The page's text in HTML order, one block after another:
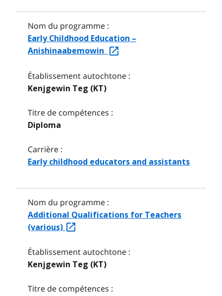
Nom du programme :
Early Childhood Education –
Anishinaabemowin
Établissement autochtone :
Kenjgewin Teg (KT)
Titre de compétences :
Diploma
Carrière :
Early childhood educators and assistants
Nom du programme :
Additional Qualifications for Teachers
(various)
Établissement autochtone :
Kenjgewin Teg (KT)
Titre de compétences :